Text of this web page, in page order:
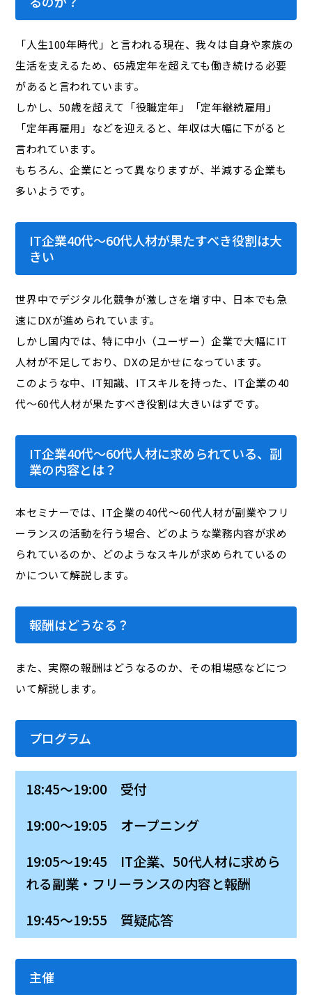
「人生100年時代」と言われる現在、我々は自身や家族の
生活を支えるため、65歳定年を超えても働き続ける必要
があると言われています。
しかし、50歳を超えて「役職定年」「定年継続雇用」
「定年再雇用」などを迎えると、年収は大幅に下がると
言われています。
もちろん、企業にとって異なりますが、半減する企業も
多いようです。
IT企業40代～60代人材が果たすべき役割は大
きい
世界中でデジタル化競争が激しさを増す中、日本でも急
速にDXが進められています。
しかし国内では、特に中小（ユーザー）企業で大幅にIT
人材が不足しており、DXの足かせになっています。
このような中、IT知識、ITスキルを持った、IT企業の40
代～60代人材が果たすべき役割は大きいはずです。
IT企業40代～60代人材に求められている、副
業の内容とは？
本セミナーでは、IT企業の40代～60代人材が副業やフリ
ーランスの活動を行う場合、どのような業務内容が求め
られているのか、どのようなスキルが求められているの
かについて解説します。
報酬はどうなる？
また、実際の報酬はどうなるのか、その相場感などにつ
いて解説します。
プログラム
18:45～19:00 受付
19:00～19:05 オープニング
19:05～19:45 IT企業、50代人材に求めら
れる副業・フリーランスの内容と報酬
19:45～19:55 質疑応答
主催